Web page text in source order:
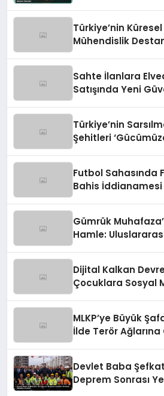
Türkiye’nin
Mühendislik
Sahte İlanlara
Satışında Yeni
Türkiye’nin
Şehitleri
Futbol Sahasında
Bahis
Gümrük
Hamle:
Dijital Kalkan
Çocuklara Sosyal
MLKP’ye Büyük
İlde Terör
Devlet Baba
Deprem Sonrası